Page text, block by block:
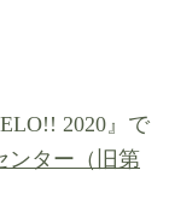
2020』で
ンター（旧第